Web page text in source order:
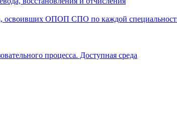
освоивших ОПОП СПО по каждой
процесса. Доступная среда